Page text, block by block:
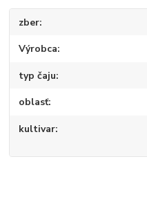
zber
Výrobca
typ čaju
oblasť
kultivar